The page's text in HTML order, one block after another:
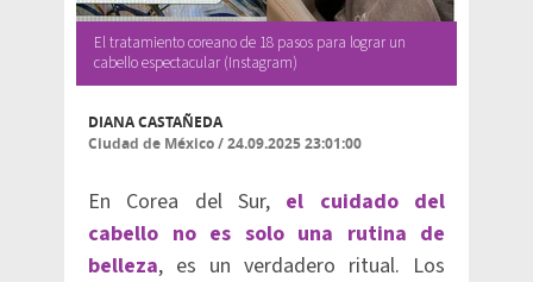
El tratamiento coreano de 18 pasos para lograr un
cabello espectacular (Instagram)
DIANA CASTAÑEDA
Ciudad de México/24.09.2025 23:01:00
En Corea del Sur, el cuidado del
cabello no es solo una rutina de
belleza, es un verdadero ritual. Los